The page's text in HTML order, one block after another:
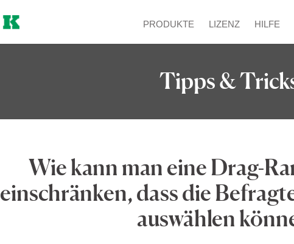
PRODUKTE LIZENZ HILFE
Tipps &
Wie kann man eine Drag-
einschränken, dass die
auswählen